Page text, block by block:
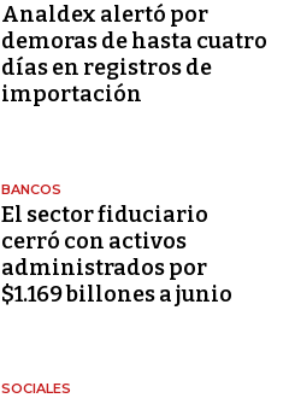
Analdex alertó por
demoras de hasta cuatro
días en registros de
importación
BANCOS
El sector fiduciario
cerró con activos
administrados por
$1.169 billones a junio
SOCIALES